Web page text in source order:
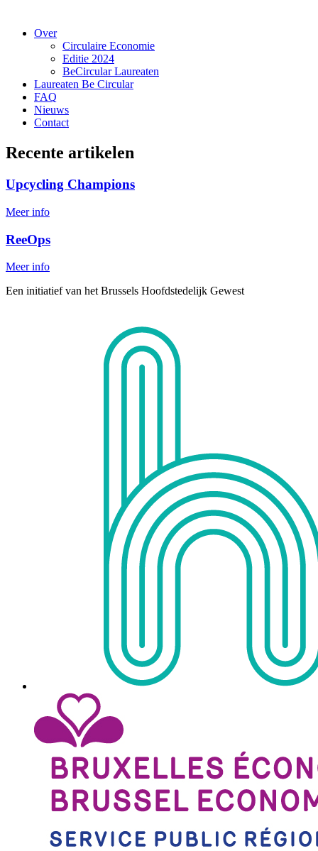
Over
Circulaire Economie
Editie 2024
BeCircular Laureaten
Laureaten Be Circular
FAQ
Nieuws
Contact
Recente artikelen
Upcycling Champions
Meer info
ReeOps
Meer info
Een initiatief van het Brussels Hoofdstedelijk Gewest